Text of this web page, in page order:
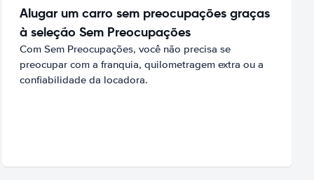
Alugar um carro sem preocupações graças
à seleção Sem Preocupações
Com Sem Preocupações, você não precisa se
preocupar com a franquia, quilometragem extra ou a
confiabilidade da locadora.